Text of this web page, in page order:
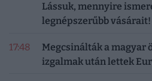
Lássuk, mennyire
legnépszerűbb vásárait!
17:48
Megcsinálták a magyar
izgalmak után lettek